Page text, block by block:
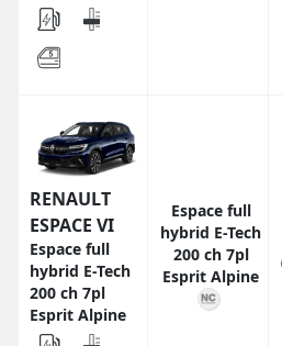
RENAULT
ESPACE VI
Espace full
hybrid E-Tech
200 ch 7pl
Esprit Alpine
Espace full
hybrid E-Tech
200 ch 7pl
Esprit Alpine